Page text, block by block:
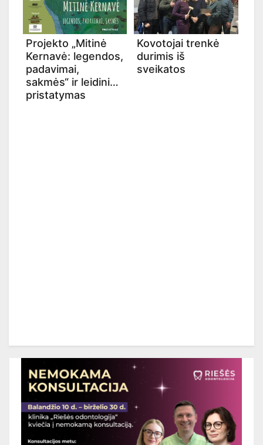
Projekto „Mitinė
Kernavė: legendos,
padavimai,
sakmės“ ir leidinio
pristatymas
Kovotojai trenkė
durimis iš
sveikatos